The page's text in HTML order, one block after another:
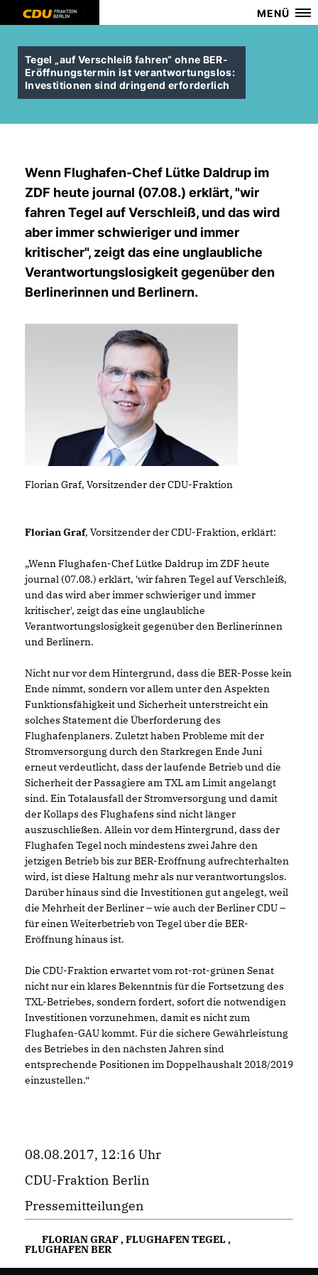
MENÜ
Tegel „auf Verschleiß fahren“ ohne BER-
Eröffnungstermin ist verantwortungslos:
Investitionen sind dringend erforderlich
Wenn Flughafen-Chef Lütke Daldrup im
ZDF heute journal (07.08.) erklärt, "wir
fahren Tegel auf Verschleiß, und das wird
aber immer schwieriger und immer
kritischer", zeigt das eine unglaubliche
Verantwortungslosigkeit gegenüber den
Berlinerinnen und Berlinern.
Florian Graf, Vorsitzender der CDU-Fraktion
Florian Graf, Vorsitzender der CDU-Fraktion, erklärt:
Wenn Flughafen-Chef Lütke Daldrup im ZDF heute
journal (07.08.) erklärt, 'wir fahren Tegel auf Verschleiß,
und das wird aber immer schwieriger und immer
kritischer', zeigt das eine unglaubliche
Verantwortungslosigkeit gegenüber den Berlinerinnen
und Berlinern.
Nicht nur vor dem Hintergrund, dass die BER-Posse kein
Ende nimmt, sondern vor allem unter den Aspekten
Funktionsfähigkeit und Sicherheit unterstreicht ein
solches Statement die Überforderung des
Flughafenplaners. Zuletzt haben Probleme mit der
Stromversorgung durch den Starkregen Ende Juni
erneut verdeutlicht, dass der laufende Betrieb und die
Sicherheit der Passagiere am TXL am Limit angelangt
sind. Ein Totalausfall der Stromversorgung und damit
der Kollaps des Flughafens sind nicht länger
auszuschließen. Allein vor dem Hintergrund, dass der
Flughafen Tegel noch mindestens zwei Jahre den
jetzigen Betrieb bis zur BER-Eröffnung aufrechterhalten
wird, ist diese Haltung mehr als nur verantwortungslos.
Darüber hinaus sind die Investitionen gut angelegt, weil
die Mehrheit der Berliner – wie auch der Berliner CDU –
für einen Weiterbetrieb von Tegel über die BER-
Eröffnung hinaus ist.
Die CDU-Fraktion erwartet vom rot-rot-grünen Senat
nicht nur ein klares Bekenntnis für die Fortsetzung des
TXL-Betriebes, sondern fordert, sofort die notwendigen
Investitionen vorzunehmen, damit es nicht zum
Flughafen-GAU kommt. Für die sichere Gewährleistung
des Betriebes in den nächsten Jahren sind
entsprechende Positionen im Doppelhaushalt 2018/2019
einzustellen.“
08.08.2017, 12:16 Uhr
CDU-Fraktion Berlin
Pressemitteilungen
FLORIAN GRAF,FLUGHAFEN TEGEL,
FLUGHAFEN BER